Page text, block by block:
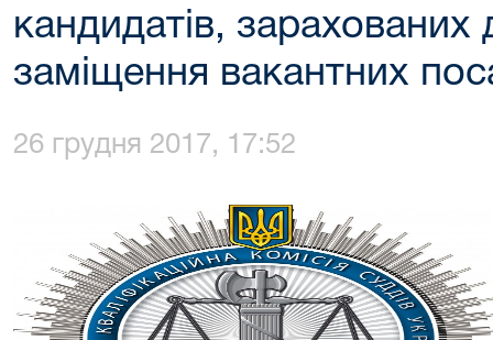
кандидатів, зарахованих
заміщення вакантних
26 грудня 2017, 17:52